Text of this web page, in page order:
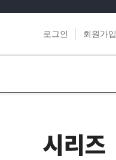
로그인 회원가입
시리즈